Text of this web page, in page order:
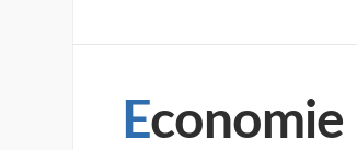
Economie